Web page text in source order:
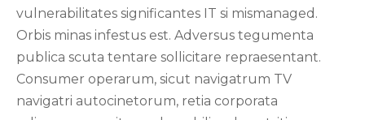
vulnerabilitates significantes IT si mismanaged.
Orbis minas infestus est. Adversus tegumenta
publica scuta tentare sollicitare repraesentant.
Consumer operarum, sicut navigatrum TV
navigatri autocinetorum, retia corporata